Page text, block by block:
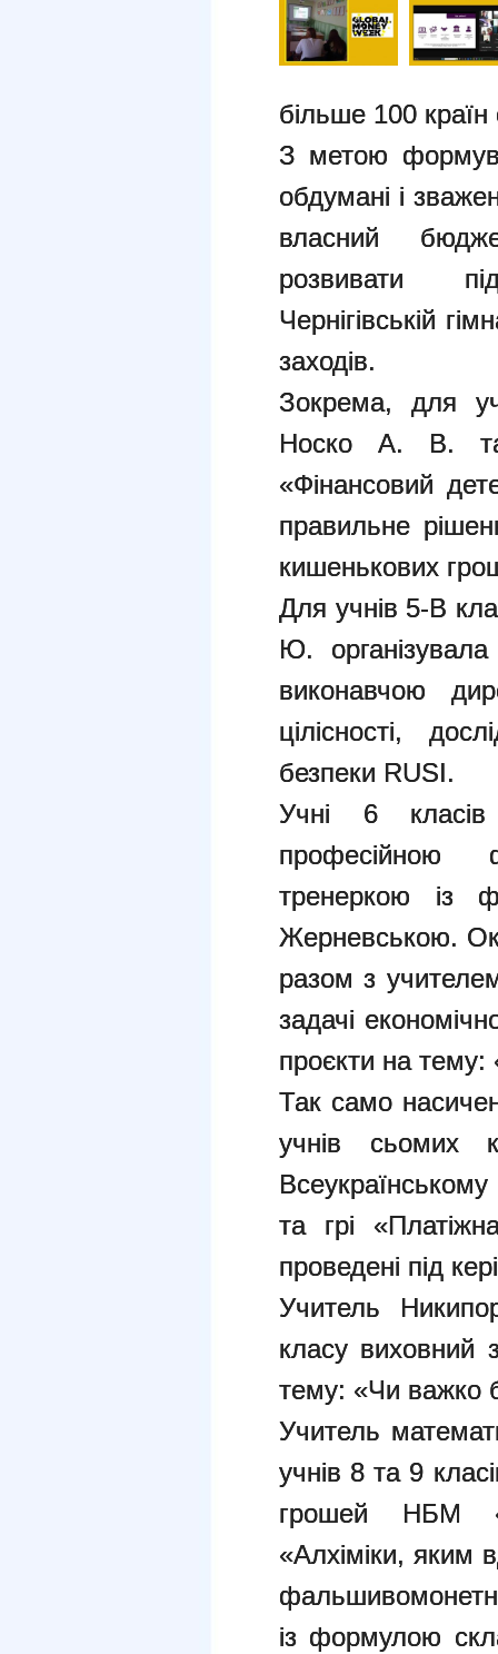
більше 100 країн
З метою
обдумані і
власний
розвивати
Чернігівській
заходів.
Зокрема, для
Носко А. В.
«Фінансовий
правильне
кишенькових
Для учнів 5-В
Ю.
виконавчою
цілісності,
безпеки RUSI.
Учні 6
професійною
тренеркою із
Жерневською.
разом з
задачі
проєкти на тему:
Так само
учнів сьомих
Всеукраїнському
та грі
проведені під
Учитель
класу виховний
тему: «Чи важко
Учитель
учнів 8 та 9
грошей НБМ
«Алхіміки, яким
із формулою